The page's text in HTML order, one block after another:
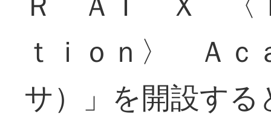
ｔｉｏｎ〉 Ａｃ
サ）」を開設す